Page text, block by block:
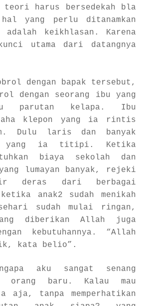
teori harus bersedekah bla
yang perlu ditanamkan
keikhlasan. Karena
utama dari datangnya
dengan bapak tersebut,
dengan seorang ibu yang
parutan kelapa. Ibu
klepon yang ia rintis
Dulu laris dan banyak
yang ia titipi. Ketika
biaya sekolah dan
lumayan banyak, rejeki
deras dari berbagai
anak2 sudah menikah
sudah mulai ringan,
diberikan Allah juga
kebutuhannya. “Allah
kata belio”.
aku sangat senang
orang baru. Kalau mau
tanpa memperhatikan